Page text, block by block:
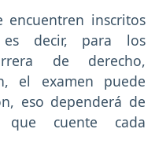
encuentren inscritos
es decir, para los
de derecho,
el examen puede
eso dependerá de
que cuente cada